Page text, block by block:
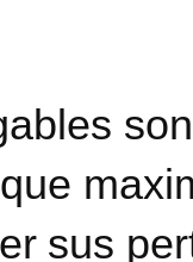
sus